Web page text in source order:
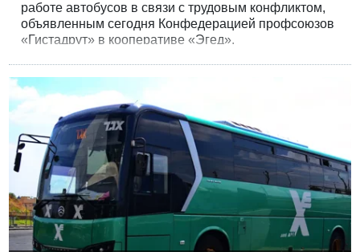
работе автобусов в связи с трудовым конфликтом,
объявленным сегодня Конфедерацией профсоюзов
«Гистадрут» в кооперативе «Эгед».